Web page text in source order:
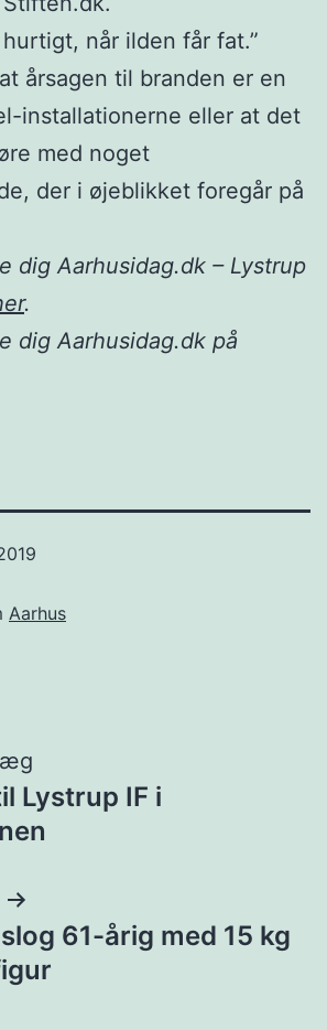
når ilden får fat.”
årsagen til branden er en
installationerne eller at det
med noget
der i øjeblikket foregår på
dig Aarhusidag.dk – Lystrup
.
dig Aarhusidag.dk på
Aarhus
Lystrup IF i
61-årig med 15 kg